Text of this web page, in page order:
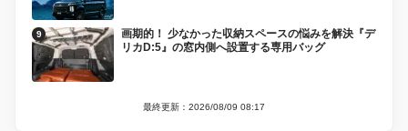
画期的！ 少なかった収納スペースの悩みを解決『デ
リカD:5』の窓内側へ設置する専用バッグ
最終更新：2026/08/09 08:17